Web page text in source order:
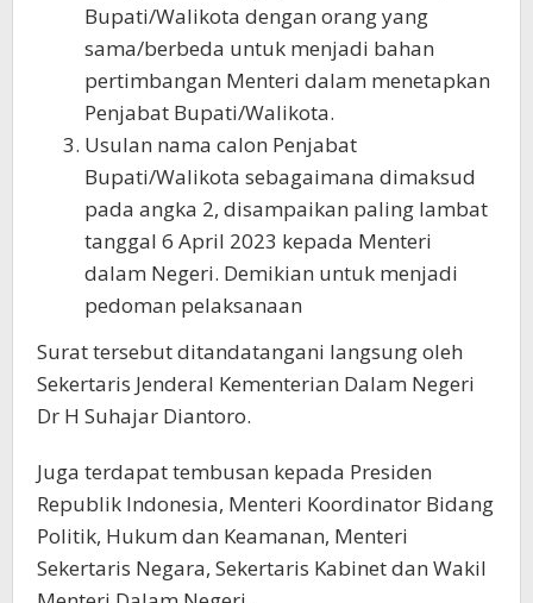
Bupati/Walikota dengan orang yang
sama/berbeda untuk menjadi bahan
pertimbangan Menteri dalam menetapkan
Penjabat Bupati/Walikota.
Usulan nama calon Penjabat
Bupati/Walikota sebagaimana dimaksud
pada angka 2, disampaikan paling lambat
tanggal 6 April 2023 kepada Menteri
dalam Negeri. Demikian untuk menjadi
pedoman pelaksanaan
Surat tersebut ditandatangani langsung oleh
Sekertaris Jenderal Kementerian Dalam Negeri
Dr H Suhajar Diantoro.
Juga terdapat tembusan kepada Presiden
Republik Indonesia, Menteri Koordinator Bidang
Politik, Hukum dan Keamanan, Menteri
Sekertaris Negara, Sekertaris Kabinet dan Wakil